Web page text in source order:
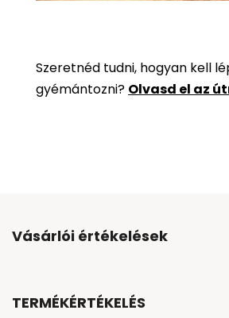
Szeretnéd tudni, hogyan kell
gyémántozni? Olvasd el az
Vásárlói értékelések
TERMÉKÉRTÉKELÉS